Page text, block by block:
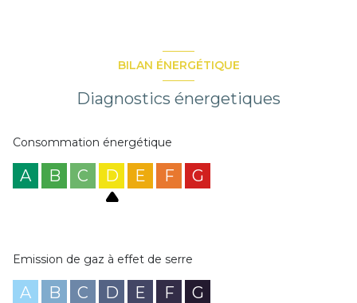
BILAN ÉNERGÉTIQUE
Diagnostics énergetiques
Consommation énergétique
A B C D E F G
Emission de gaz à effet de serre
A B C D E F G